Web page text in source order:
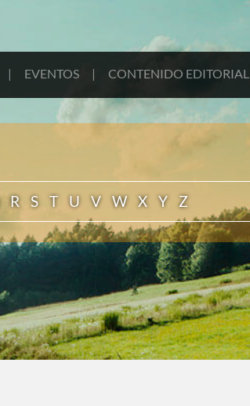
| EVENTOS | CONTENIDO EDITORIAL
R S T U V W X Y Z